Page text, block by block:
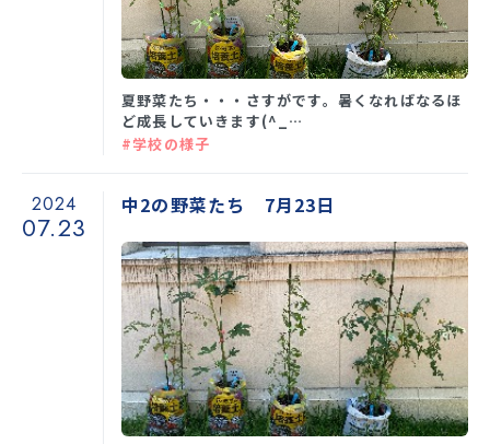
夏野菜たち・・・さすがです。暑くなればなるほ
ど成長していきます(^_…
#学校の様子
2024
07.23
中2の野菜たち 7月23日